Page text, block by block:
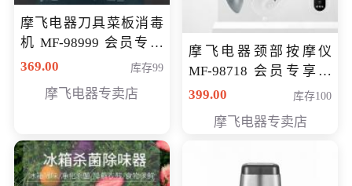
摩飞电器刀具菜板消毒
机 MF-98999 会员专享
价286元
369.00 库存99
摩飞电器专卖店
摩飞电器颈部按摩仪
MF-98718 会员专享价
299元
399.00 库存100
摩飞电器专卖店